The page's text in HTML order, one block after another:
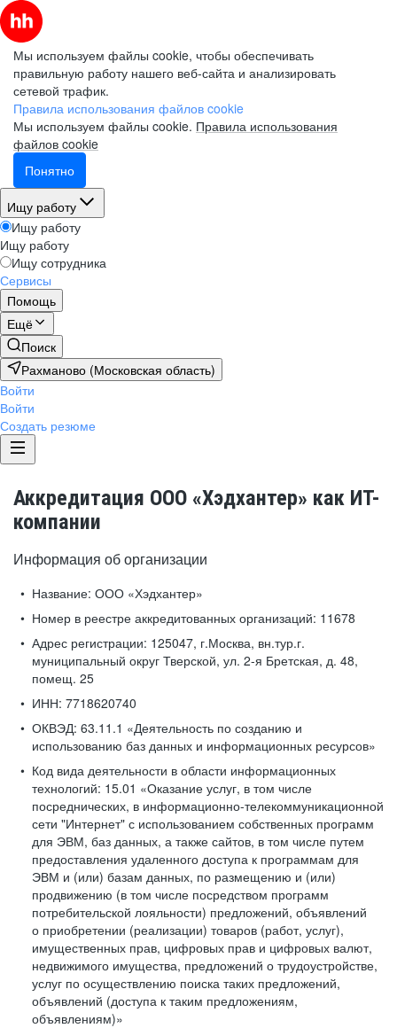
Мы используем файлы cookie, чтобы обеспечивать
правильную работу нашего веб-сайта и анализировать
сетевой трафик.
Правила использования файлов cookie
Мы используем файлы cookie. Правила использования
файлов cookie
Понятно
Ищу работу
Ищу работу
Ищу работу
Ищу сотрудника
Сервисы
Помощь
Ещё
Поиск
Рахманово (Московская область)
Войти
Войти
Создать резюме
Аккредитация ООО «Хэдхантер» как ИТ-
компании
Информация об организации
Название: ООО «Хэдхантер»
Номер в реестре аккредитованных организаций: 11678
Адрес регистрации: 125047, г.Москва, вн.тур.г.
муниципальный округ Тверской, ул. 2-я Бретская, д. 48,
помещ. 25
ИНН: 7718620740
ОКВЭД: 63.11.1 «Деятельность по созданию и
использованию баз данных и информационных ресурсов»
Код вида деятельности в области информационных
технологий: 15.01 «Оказание услуг, в том числе
посреднических, в информационно-телекоммуникационной
сети "Интернет" с использованием собственных программ
для ЭВМ, баз данных, а также сайтов, в том числе путем
предоставления удаленного доступа к программам для
ЭВМ и (или) базам данных, по размещению и (или)
продвижению (в том числе посредством программ
потребительской лояльности) предложений, объявлений
о приобретении (реализации) товаров (работ, услуг),
имущественных прав, цифровых прав и цифровых валют,
недвижимого имущества, предложений о трудоустройстве,
услуг по осуществлению поиска таких предложений,
объявлений (доступа к таким предложениям,
объявлениям)»